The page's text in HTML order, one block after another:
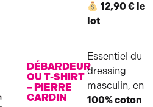
12,90 € le
lot
DÉBARDEUR
OU T-SHIRT
– PIERRE
CARDIN
Essentiel du
dressing
masculin, en
100% coton